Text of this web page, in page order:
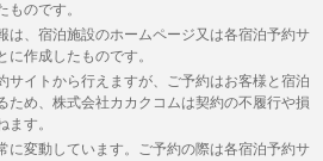
のです。
は、宿泊施設のホームページ又は各宿泊予約サ
作成したものです。
サイトから行えますが、ご予約はお客様と宿泊
ため、株式会社カカクコムは契約の不履行や損
す。
に変動しています。ご予約の際は各宿泊予約サ